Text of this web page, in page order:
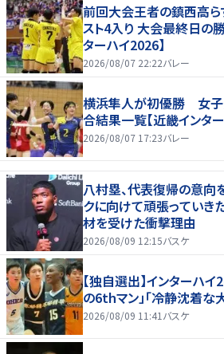
前回大会王者の鎮西高
スト4入り 大会最終日の
ターハイ2026】
2026/08/07 22:22バレー
横浜隼人が初優勝 女子
合結果一覧【近畿インタ
2026/08/07 17:23バレー
八村塁、代表復帰の意向
クに向けて頑張っていき
材を受けた衝撃理由
2026/08/09 12:15バスケ
【独自選出】インターハ
の6thマン」「冷静沈着な
2026/08/09 11:41 バスケ